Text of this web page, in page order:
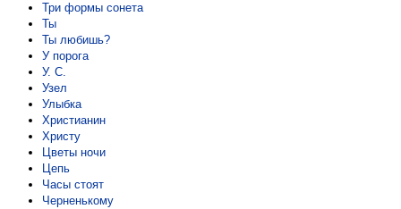
Три формы сонета
Ты
Ты любишь?
У порога
У. С.
Узел
Улыбка
Христианин
Христу
Цветы ночи
Цепь
Часы стоят
Черненькому